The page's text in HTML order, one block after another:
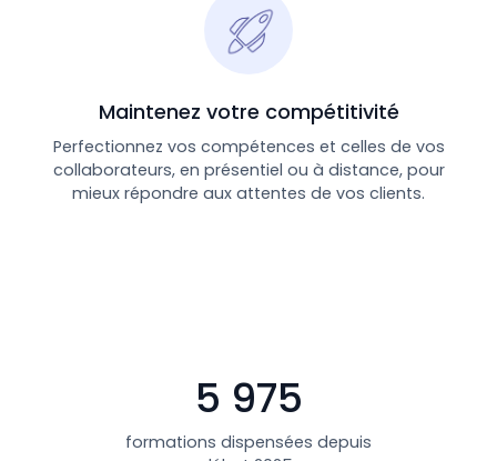
Maintenez votre compétitivité
Perfectionnez vos compétences et celles de vos
collaborateurs, en présentiel ou à distance, pour
mieux répondre aux attentes de vos clients.
5 975
formations dispensées depuis